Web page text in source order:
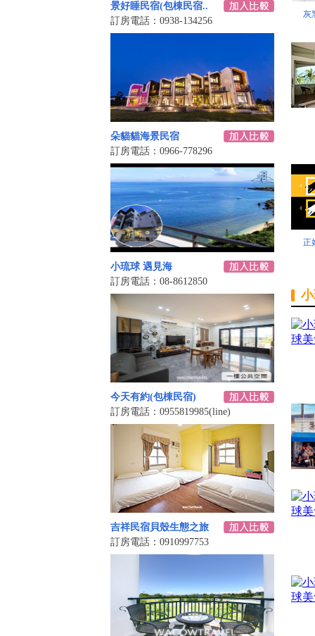
景好睡民宿(包棟民宿..
訂房電話：0938-134256
朵貓貓海景民宿
訂房電話：0966-778296
小琉球 遇見海
訂房電話：08-8612850
今天有約(包棟民宿)
訂房電話：0955819985(line)
吉祥民宿貝殼生態之旅
訂房電話：0910997753
灰
正